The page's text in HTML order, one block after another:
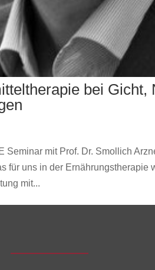
bei Gicht,
Seminar mit Prof. Dr. Smollich
für uns in der Ernährungstherapie
mit...